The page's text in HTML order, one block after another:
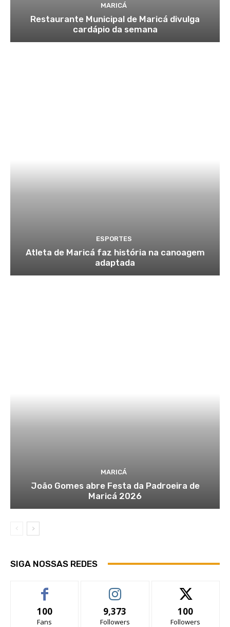
MARICÁ
Restaurante Municipal de Maricá divulga
cardápio da semana
ESPORTES
Atleta de Maricá faz história na canoagem
adaptada
MARICÁ
João Gomes abre Festa da Padroeira de
Maricá 2026
SIGA NOSSAS REDES
100
Fans
9,373
Followers
100
Followers